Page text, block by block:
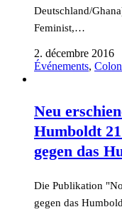
Deutschland/
Feminist,…
2. décembre 2016
Événements,
Neu
Humboldt
gegen das
Die Publikation
gegen das